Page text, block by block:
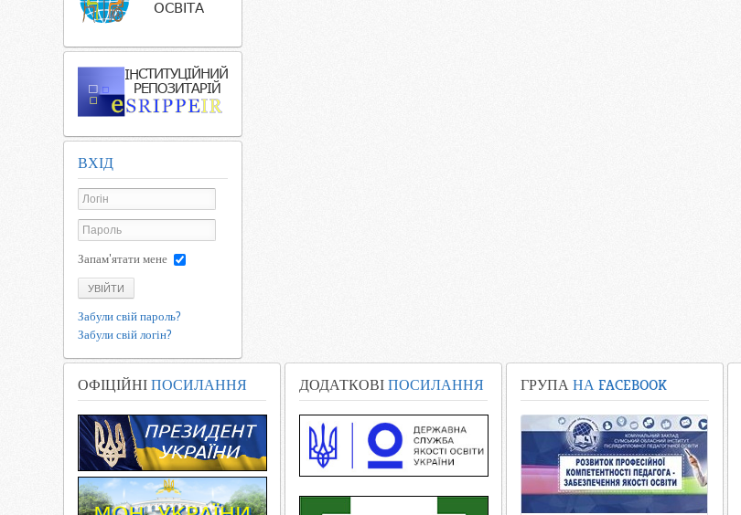
ВХІД
Запам'ятати мене
УВІЙТИ
Забули свій пароль?
Забули свій логін?
ОФІЦІЙНІ ПОСИЛАННЯ ДОДАТКОВІ ПОСИЛАННЯ ГРУПА НА FACEBOOK